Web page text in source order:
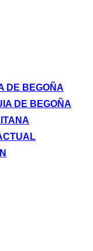
DE BEGOÑA
DE BEGOÑA